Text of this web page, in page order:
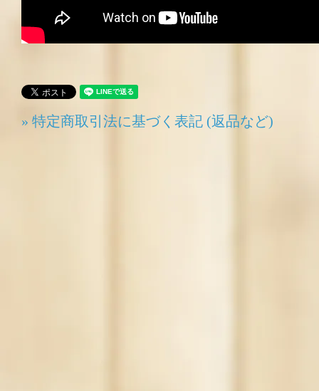
» 特定商取引法に基づく表記 (返品など)